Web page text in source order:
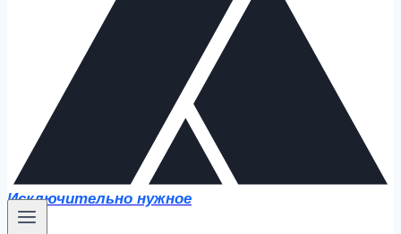
Исключительно нужное